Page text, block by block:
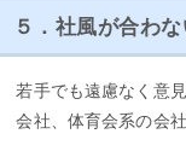
５．社風が合わ
若手でも遠慮なく意
会社、体育会系の会